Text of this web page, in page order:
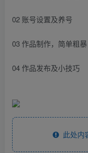
02 账号设置及养号
03 作品制作，简单粗暴
04 作品发布及小技巧
此处内